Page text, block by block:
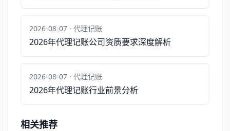
2026-08-07 · 代理记账
2026年代理记账公司资质要求深度解析
2026-08-07 · 代理记账
2026年代理记账行业前景分析
相关推荐